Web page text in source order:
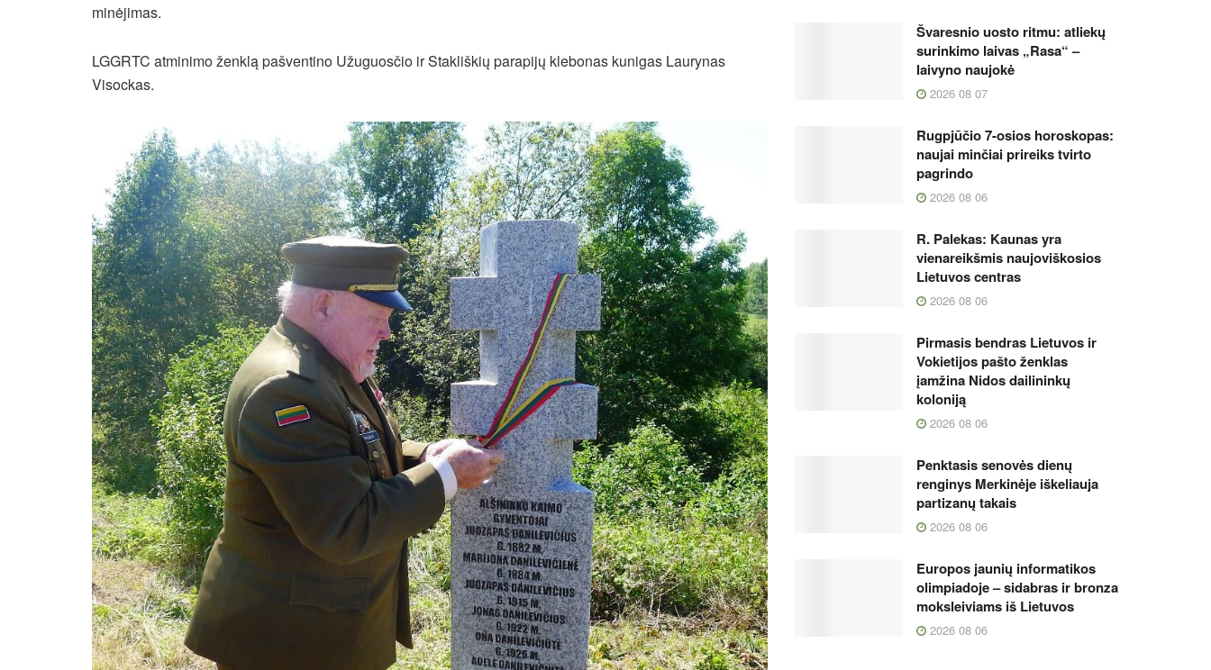
minėjimas.
LGGRTC atminimo ženklą pašventino Užuguosčio ir Stakliškių parapijų klebonas kunigas Laurynas
Visockas.
Švaresnio uosto ritmu: atliekų
surinkimo laivas „Rasa“ –
laivyno naujokė
2026 08 07
Rugpjūčio 7-osios horoskopas:
naujai minčiai prireiks tvirto
pagrindo
2026 08 06
R. Palekas: Kaunas yra
vienareikšmis naujoviškosios
Lietuvos centras
2026 08 06
Pirmasis bendras Lietuvos ir
Vokietijos pašto ženklas
įamžina Nidos dailininkų
koloniją
2026 08 06
Penktasis senovės dienų
renginys Merkinėje iškeliauja
partizanų takais
2026 08 06
Europos jaunių informatikos
olimpiadoje – sidabras ir bronza
moksleiviams iš Lietuvos
2026 08 06